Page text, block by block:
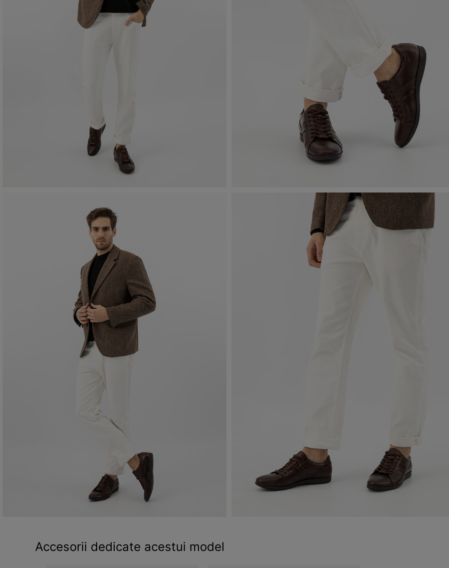
Accesorii dedicate acestui model